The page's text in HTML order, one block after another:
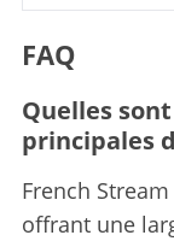
FAQ
Quelles
principales
French
offrant une